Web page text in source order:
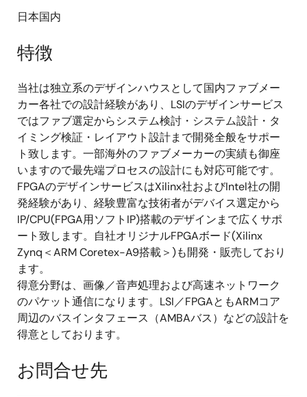
日本国内
特徴
当社は独立系のデザインハウスとして国内ファブメー
カー各社での設計経験があり、LSIのデザインサービス
ではファブ選定からシステム検討・システム設計・タ
イミング検証・レイアウト設計まで開発全般をサポー
ト致します。一部海外のファブメーカーの実績も御座
いますので最先端プロセスの設計にも対応可能です。
FPGAのデザインサービスはXilinx社およびIntel社の開
発経験があり、経験豊富な技術者がデバイス選定から
IP/CPU(FPGA用ソフトIP)搭載のデザインまで広くサポ
ート致します。自社オリジナルFPGAボード(Xilinx
Zynq＜ARM Coretex-A9搭載＞)も開発・販売しており
ます。
得意分野は、画像／音声処理および高速ネットワーク
のパケット通信になります。LSI／FPGAともARMコア
周辺のバスインタフェース（AMBAバス）などの設計を
得意としております。
お問合せ先